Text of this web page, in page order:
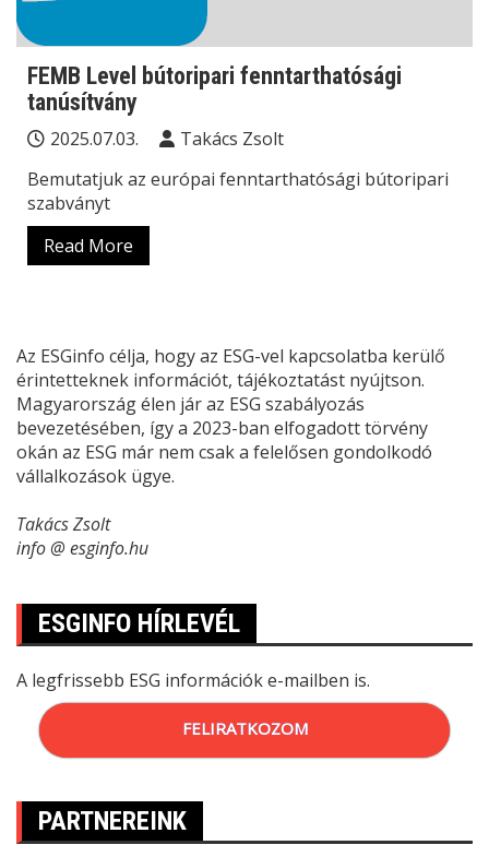
FEMB Level bútoripari fenntarthatósági
tanúsítvány
2025.07.03.
Takács Zsolt
Bemutatjuk az európai fenntarthatósági bútoripari
szabványt
Read More
Az ESGinfo célja, hogy az ESG-vel kapcsolatba kerülő
érintetteknek információt, tájékoztatást nyújtson.
Magyarország élen jár az ESG szabályozás
bevezetésében, így a 2023-ban elfogadott törvény
okán az ESG már nem csak a felelősen gondolkodó
vállalkozások ügye.
Takács Zsolt
info @ esginfo.hu
ESGINFO HÍRLEVÉL
A legfrissebb ESG információk e-mailben is.
FELIRATKOZOM
PARTNEREINK